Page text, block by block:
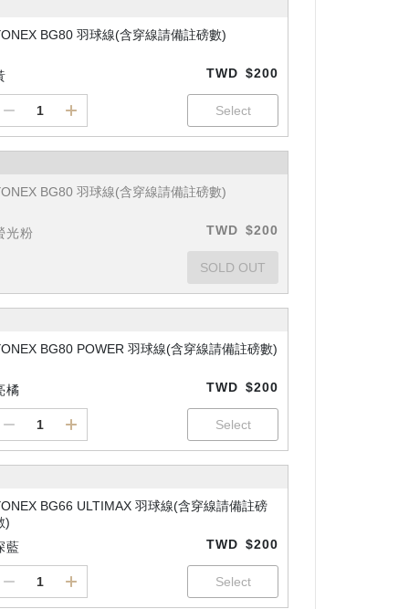
BG80 羽球線(含穿線請備註磅數)
TWD $200
BG80 羽球線(含穿線請備註磅數)
光粉 TWD $200
BG80 POWER 羽球線(含穿線請備註磅數)
橘 TWD $200
BG66 ULTIMAX 羽球線(含穿線請備註磅
)
藍
TWD $200